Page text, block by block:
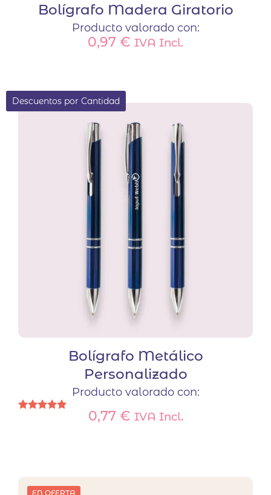
Bolígrafo Madera Giratorio
Producto valorado con:
0,97 € IVA Incl.
Descuentos por Cantidad
Bolígrafo Metálico
Personalizado
Producto valorado con:
0,77 € IVA Incl.
EN OFERTA